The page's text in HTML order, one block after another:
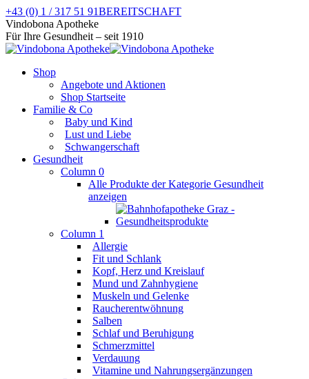
Zum
Inhalt
springen
+43 (0) 1 / 317 51 91BEREITSCHAFT
Facebook
page
opens
new
Instagram
page
opens
new
Vindobona Apotheke
Für Ihre Gesundheit – seit 1910
Shop
Angebote und Aktionen
Shop Startseite
Familie & Co
Baby und Kind
Lust und Liebe
Schwangerschaft
Gesundheit
Column 0
Alle Produkte der Kategorie Gesundheit
anzeigen
Column 1
Allergie
Fit und Schlank
Kopf, Herz und Kreislauf
Mund und Zahnhygiene
Muskeln und Gelenke
Raucherentwöhnung
Salben
Schlaf und Beruhigung
Schmerzmittel
Verdauung
Vitamine und Nahrungsergänzungen